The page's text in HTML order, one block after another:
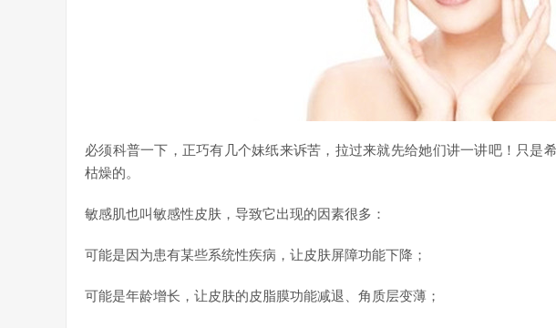
必须科普一下，正巧有几个妹纸来诉苦，拉过来就先给她们讲一讲吧！只是
枯燥的。
敏感肌也叫敏感性皮肤，导致它出现的因素很多：
可能是因为患有某些系统性疾病，让皮肤屏障功能下降；
可能是年龄增长，让皮肤的皮脂膜功能减退、角质层变薄；